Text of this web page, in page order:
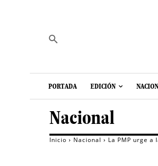
PORTADA EDICIÓN
Nacional
Inicio Nacional La PMP urge